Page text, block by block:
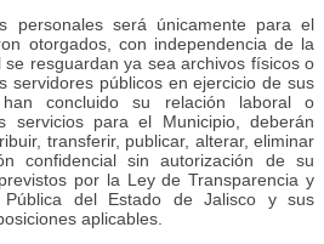
personales será únicamente para el
otorgados, con independencia de la
resguardan ya sea archivos físicos o
servidores públicos en ejercicio de sus
concluido su relación laboral o
servicios para el Municipio, deberán
transferir, publicar, alterar, eliminar
confidencial sin autorización de su
por la Ley de Transparencia y
del Estado de Jalisco y sus
aplicables.